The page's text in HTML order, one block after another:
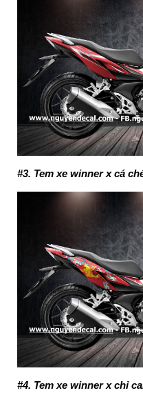
#3. Tem xe winner x cá
#4. Tem xe winner x chỉ